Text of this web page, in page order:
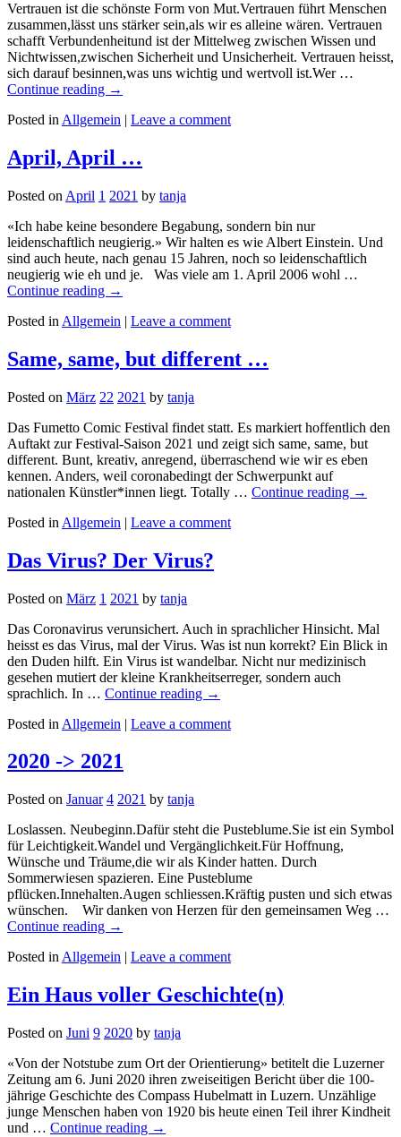
Vertrauen ist die schönste Form von Mut.Vertrauen führt Menschen
zusammen,lässt uns stärker sein,als wir es alleine wären. Vertrauen
schafft Verbundenheitund ist der Mittelweg zwischen Wissen und
Nichtwissen,zwischen Sicherheit und Unsicherheit. Vertrauen heisst,
sich darauf besinnen,was uns wichtig und wertvoll ist.Wer …
Continue reading →
Posted in Allgemein | Leave a comment
April, April …
Posted on April 1 2021 by tanja
«Ich habe keine besondere Begabung, sondern bin nur
leidenschaftlich neugierig.» Wir halten es wie Albert Einstein. Und
sind auch heute, nach genau 15 Jahren, noch so leidenschaftlich
neugierig wie eh und je. Was viele am 1. April 2006 wohl …
Continue reading →
Posted in Allgemein | Leave a comment
Same, same, but different …
Posted on März 22 2021 by tanja
Das Fumetto Comic Festival findet statt. Es markiert hoffentlich den
Auftakt zur Festival-Saison 2021 und zeigt sich same, same, but
different. Bunt, kreativ, anregend, überraschend wie wir es eben
kennen. Anders, weil coronabedingt der Schwerpunkt auf
nationalen Künstler*innen liegt. Totally … Continue reading →
Posted in Allgemein | Leave a comment
Das Virus? Der Virus?
Posted on März 1 2021 by tanja
Das Coronavirus verunsichert. Auch in sprachlicher Hinsicht. Mal
heisst es das Virus, mal der Virus. Was ist nun korrekt? Ein Blick in
den Duden hilft. Ein Virus ist wandelbar. Nicht nur medizinisch
gesehen mutiert der kleine Krankheitserreger, sondern auch
sprachlich. In … Continue reading →
Posted in Allgemein | Leave a comment
2020 -> 2021
Posted on Januar 4 2021 by tanja
Loslassen. Neubeginn.Dafür steht die Pusteblume.Sie ist ein Symbol
für Leichtigkeit.Wandel und Vergänglichkeit.Für Hoffnung,
Wünsche und Träume,die wir als Kinder hatten. Durch
Sommerwiesen spazieren. Eine Pusteblume
pflücken.Innehalten.Augen schliessen.Kräftig pusten und sich etwas
wünschen. Wir danken von Herzen für den gemeinsamen Weg …
Continue reading →
Posted in Allgemein | Leave a comment
Ein Haus voller Geschichte(n)
Posted on Juni 9 2020 by tanja
«Von der Notstube zum Ort der Orientierung» betitelt die Luzerner
Zeitung am 6. Juni 2020 ihren zweiseitigen Bericht über die 100-
jährige Geschichte des Compass Hubelmatt in Luzern. Unzählige
junge Menschen haben von 1920 bis heute einen Teil ihrer Kindheit
und … Continue reading →